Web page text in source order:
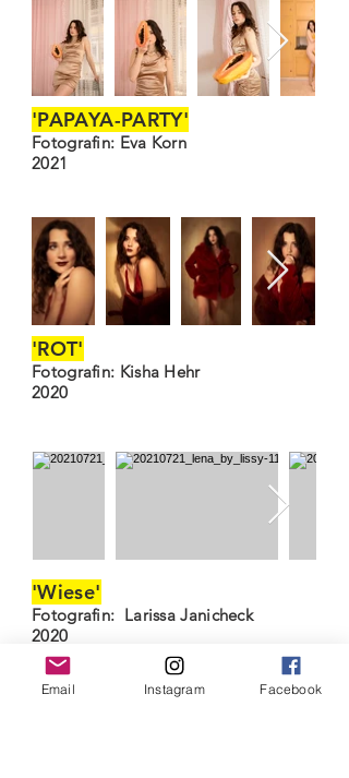
'PAPAYA-PARTY'
Fotografin: Eva Korn
2021
'ROT'
Fotografin: Kisha Hehr
2020
'Wiese'
Fotografin: Larissa Janicheck
2020
Email Instagram Facebook